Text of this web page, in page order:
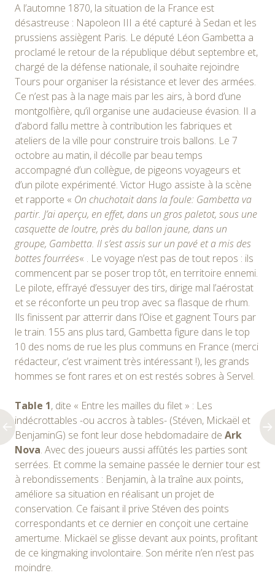
A l’automne 1870, la situation de la France est
désastreuse : Napoleon III a été capturé à Sedan et les
prussiens assiègent Paris. Le député Léon Gambetta a
proclamé le retour de la république début septembre et,
chargé de la défense nationale, il souhaite rejoindre
Tours pour organiser la résistance et lever des armées.
Ce n’est pas à la nage mais par les airs, à bord d’une
montgolfière, qu’il organise une audacieuse évasion. Il a
d’abord fallu mettre à contribution les fabriques et
ateliers de la ville pour construire trois ballons. Le 7
octobre au matin, il décolle par beau temps
accompagné d’un collègue, de pigeons voyageurs et
d’un pilote expérimenté. Victor Hugo assiste à la scène
et rapporte « On chuchotait dans la foule: Gambetta va
partir. J’ai aperçu, en effet, dans un gros paletot, sous une
casquette de loutre, près du ballon jaune, dans un
groupe, Gambetta. Il s’est assis sur un pavé et a mis des
bottes fourrées« . Le voyage n’est pas de tout repos : ils
commencent par se poser trop tôt, en territoire ennemi.
Le pilote, effrayé d’essuyer des tirs, dirige mal l’aérostat
et se réconforte un peu trop avec sa flasque de rhum.
Ils finissent par atterrir dans l’Oise et gagnent Tours par
le train. 155 ans plus tard, Gambetta figure dans le top
10 des noms de rue les plus communs en France (merci
rédacteur, c’est vraiment très intéressant !), les grands
hommes se font rares et on est restés sobres à Servel.
Table 1, dite « Entre les mailles du filet » : Les
indécrottables -ou accros à tables- (Stéven, Mickaël et
BenjaminG) se font leur dose hebdomadaire de Ark
Nova. Avec des joueurs aussi affûtés les parties sont
serrées. Et comme la semaine passée le dernier tour est
à rebondissements : Benjamin, à la traîne aux points,
améliore sa situation en réalisant un projet de
conservation. Ce faisant il prive Stéven des points
correspondants et ce dernier en conçoit une certaine
amertume. Mickaël se glisse devant aux points, profitant
de ce kingmaking involontaire. Son mérite n’en n’est pas
moindre.